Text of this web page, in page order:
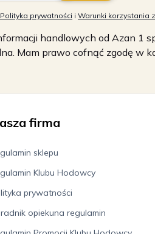
Polityka prywatności i Warunki korzystania z
handlowych od Azan 1
Mam prawo cofnąć zgodę w
firma
sklepu
Klubu Hodowcy
prywatności
opiekuna regulamin